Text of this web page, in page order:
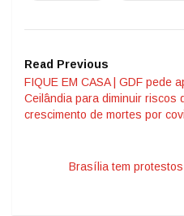
Read Previous
FIQUE EM CASA | GDF pede
Ceilândia para diminuir riscos
crescimento de mortes por
Brasília tem